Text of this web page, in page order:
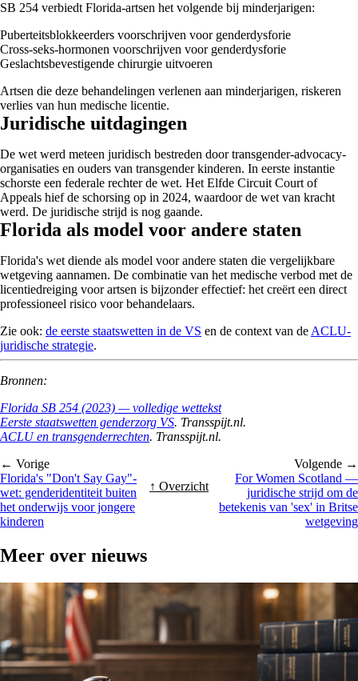
SB 254 verbiedt Florida-artsen het volgende bij minderjarigen:
Puberteitsblokkeerders voorschrijven voor genderdysforie
Cross-seks-hormonen voorschrijven voor genderdysforie
Geslachtsbevestigende chirurgie uitvoeren
Artsen die deze behandelingen verlenen aan minderjarigen, riskeren
verlies van hun medische licentie.
Juridische uitdagingen
De wet werd meteen juridisch bestreden door transgender-advocacy-
organisaties en ouders van transgender kinderen. In eerste instantie
schorste een federale rechter de wet. Het Elfde Circuit Court of
Appeals hief de schorsing op in 2024, waardoor de wet van kracht
werd. De juridische strijd is nog gaande.
Florida als model voor andere staten
Florida's wet diende als model voor andere staten die vergelijkbare
wetgeving aannamen. De combinatie van het medische verbod met de
licentiedreiging voor artsen is bijzonder effectief: het creërt een direct
professioneel risico voor behandelaars.
Zie ook: de eerste staatswetten in de VS en de context van de ACLU-
juridische strategie.
Bronnen:
Florida SB 254 (2023) — volledige wettekst
Eerste staatswetten genderzorg VS. Transspijt.nl.
ACLU en transgenderrechten. Transspijt.nl.
← Vorige
Florida's "Don't Say Gay"-
wet: genderidentiteit buiten
het onderwijs voor jongere
kinderen
↑ Overzicht
Volgende →
For Women Scotland —
juridische strijd om de
betekenis van 'sex' in Britse
wetgeving
Meer over nieuws